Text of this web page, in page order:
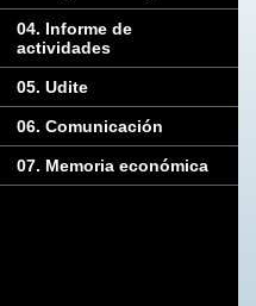
04. Informe de
actividades
05. Udite
06. Comunicación
07. Memoria económica